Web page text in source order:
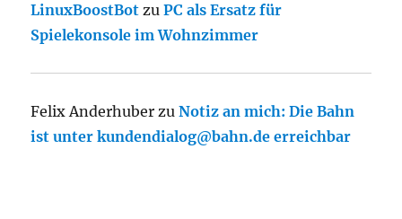
LinuxBoostBot zuPC als Ersatz für
Spielekonsole im Wohnzimmer
Felix Anderhuber zuNotiz an mich: Die Bahn
ist unter kundendialog@bahn.de erreichbar